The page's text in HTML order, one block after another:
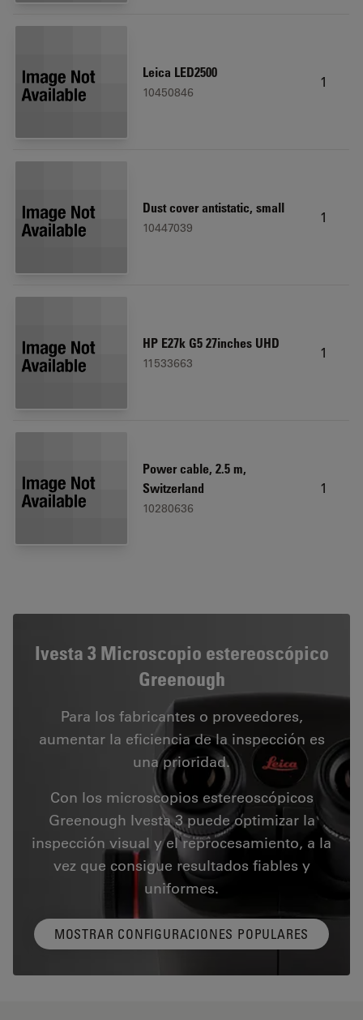
Leica LED2500
10450846
1
Dust cover antistatic, small
10447039
1
HP E27k G5 27inches UHD
11533663
1
Power cable, 2.5 m,
Switzerland
10280636
1
Ivesta 3 Microscopio estereoscópico
Greenough
Para los fabricantes o proveedores,
aumentar la eficiencia de la inspección es
una prioridad.
Con los microscopios estereoscópicos
Greenough Ivesta 3 puede optimizar la
inspección visual y el reprocesamiento, a la
vez que consigue resultados fiables y
uniformes.
MOSTRAR CONFIGURACIONES POPULARES